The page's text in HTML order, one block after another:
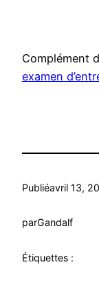
Complément
examen
Publiéavril 13,
parGandalf
Étiquettes :